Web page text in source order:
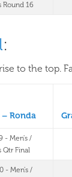
Round 16
:
to the top.
– Ronda
- Men's /
Qtr Final
- Men's /